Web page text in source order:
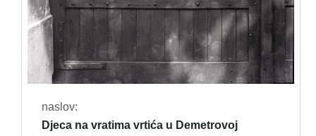
naslov:
Djeca na vratima vrtića u Demetrovoj